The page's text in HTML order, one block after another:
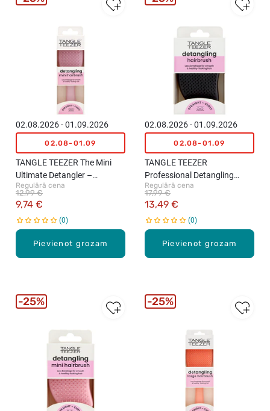
Pievienot grozam
02.08.2026 - 01.09.2026
02.08-01.09
TANGLE TEEZER The Mini
Ultimate Detangler –
Millenian Pink matu suka
Regulārā cena
9,74 €
12,99 €
0
Pievienot grozam
02.08.2026 - 01.09.2026
02.08-01.09
TANGLE TEEZER
Professional Detangling
HairBrush matu ķemme,
Panther Black
Regulārā cena
13,49 €
17,99 €
0
25% 25%